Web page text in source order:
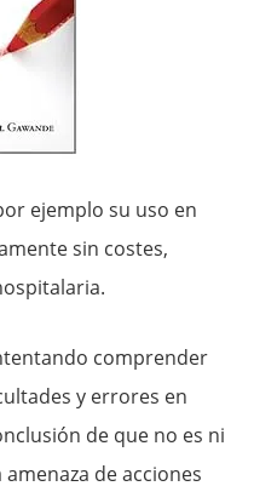
ejemplo su uso en
sin costes,
comprender
y errores en
de que no es ni
de acciones